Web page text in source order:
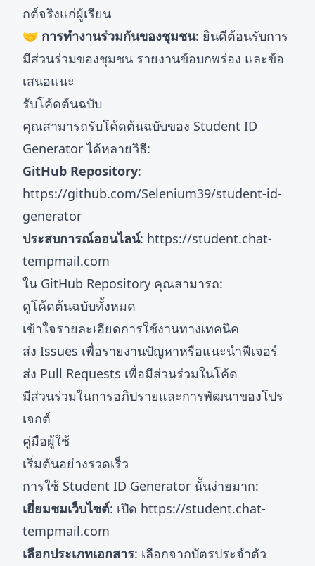
กต์จริงแก่ผู้เรียน
🤝 การทำงานร่วมกันของชุมชน: ยินดีต้อนรับการ
มีส่วนร่วมของชุมชน รายงานข้อบกพร่อง และข้อ
เสนอแนะ
รับโค้ดต้นฉบับ
คุณสามารถรับโค้ดต้นฉบับของ Student ID
Generator ได้หลายวิธี:
GitHub Repository:
https://github.com/Selenium39/student-id-
generator
ประสบการณ์ออนไลน์: https://student.chat-
tempmail.com
ใน GitHub Repository คุณสามารถ:
ดูโค้ดต้นฉบับทั้งหมด
เข้าใจรายละเอียดการใช้งานทางเทคนิค
ส่ง Issues เพื่อรายงานปัญหาหรือแนะนำฟีเจอร์
ส่ง Pull Requests เพื่อมีส่วนร่วมในโค้ด
มีส่วนร่วมในการอภิปรายและการพัฒนาของโปร
เจกต์
คู่มือผู้ใช้
เริ่มต้นอย่างรวดเร็ว
การใช้ Student ID Generator นั้นง่ายมาก:
เยี่ยมชมเว็บไซต์: เปิด https://student.chat-
tempmail.com
เลือกประเภทเอกสาร: เลือกจากบัตรประจำตัว